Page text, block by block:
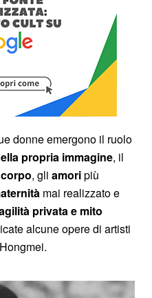
donne emergono il ruolo
propria immagine, il
, gli amoripiù
mai realizzato e
privata e mito
alcune opere di artisti